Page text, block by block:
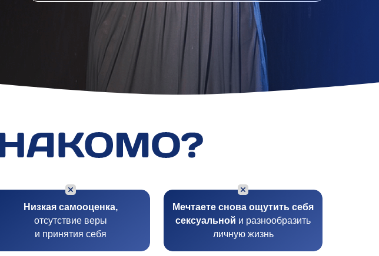
Низкая самооценка,
отсутствие веры
и принятия себя
Мечтаете снова ощутить себя
сексуальной и разнообразить
личную жизнь